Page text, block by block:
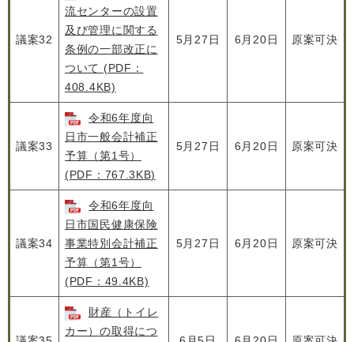
議案32
流センターの設置
及び管理に関する
条例の一部改正に
ついて (PDF：
408.4KB)
5月27日 6月20日 原案可決
議案33
令和6年度向
日市一般会計補正
予算（第1号）
(PDF：767.3KB)
5月27日 6月20日 原案可決
議案34
令和6年度向
日市国民健康保険
事業特別会計補正
予算（第1号）
(PDF：49.4KB)
5月27日 6月20日 原案可決
財産（トイレ
カー）の取得につ